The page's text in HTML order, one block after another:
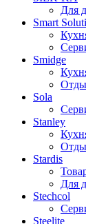
Для
Smart
Smidge
Sola
Stanley
Stardis
Для
Stechcol
Steelite